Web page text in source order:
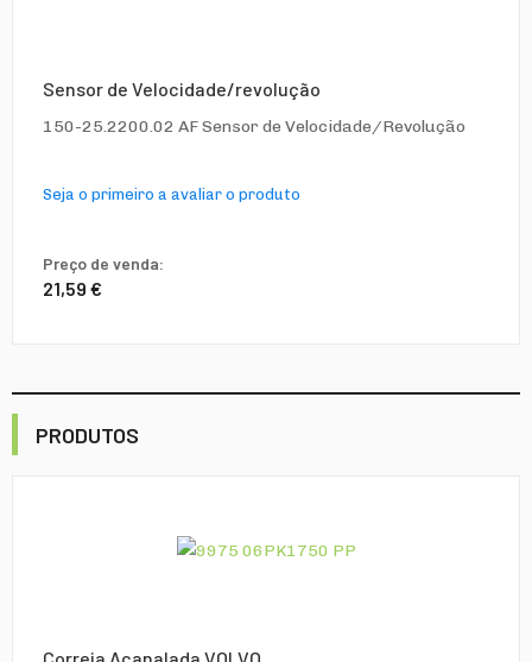
Sensor de Velocidade/revolução
150-25.2200.02 AF Sensor de Velocidade/Revolução
Seja o primeiro a avaliar o produto
Preço de venda:
21,59 €
PRODUTOS